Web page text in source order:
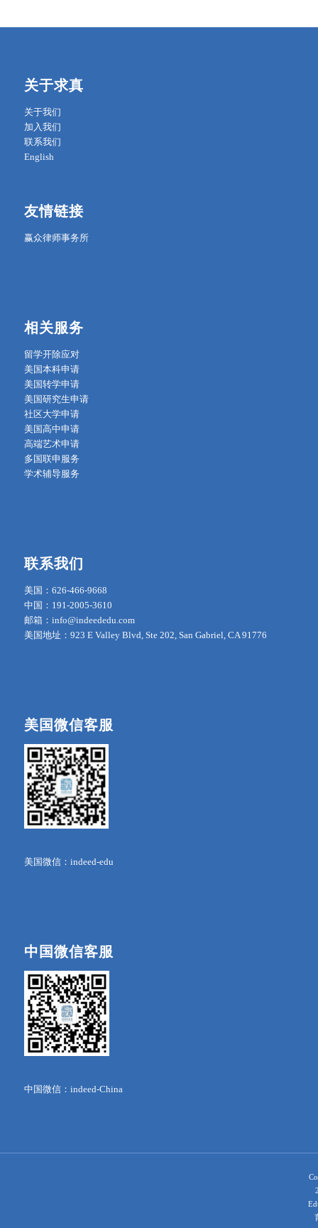
关于求真
关于我们
加入我们
联系我们
English
友情链接
赢众律师事务所
相关服务
留学开除应对
美国本科申请
美国转学申请
美国研究生申请
社区大学申请
美国高中申请
高端艺术申请
多国联申服务
学术辅导服务
联系我们
美国：626-466-9668
中国：191-2005-3610
邮箱：info@indeededu.com
美国地址：923 E Valley Blvd, Ste 202, San Gabriel, CA 91776
美国微信客服
美国微信：indeed-edu
中国微信客服
中国微信：indeed-China